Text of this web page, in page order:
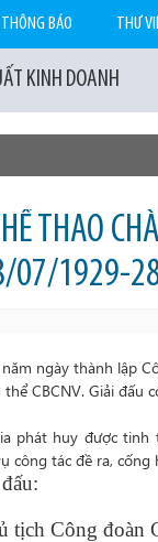
KINH DOANH
THÔNG BÁO THƯ
THAO
07/1929-
ngày thành lập
CBCNV. Giải
phát huy được
công tác đề ra,
tịch Công đoàn